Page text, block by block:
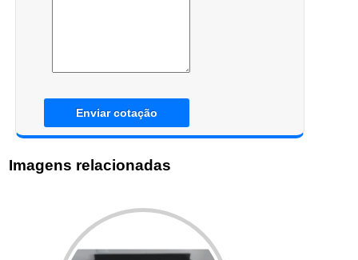
Enviar cotação
Imagens relacionadas